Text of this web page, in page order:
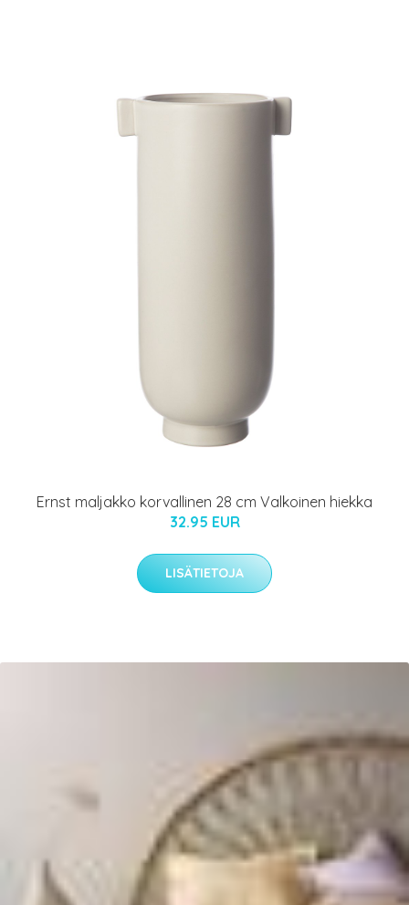
Ernst maljakko korvallinen 28 cm Valkoinen hiekka
32.95 EUR
LISÄTIETOJA